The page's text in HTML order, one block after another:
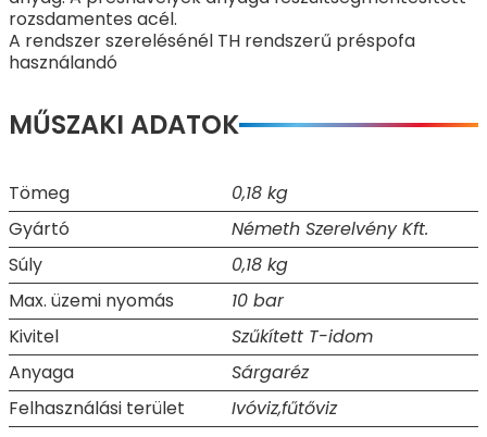
rozsdamentes acél.
A rendszer szerelésénél TH rendszerű préspofa
használandó
MŰSZAKI ADATOK
Tömeg
0,18 kg
Gyártó
Németh Szerelvény Kft.
Súly
0,18 kg
Max. üzemi nyomás
10 bar
Kivitel
Szűkített T-idom
Anyaga
Sárgaréz
Felhasználási terület
Ivóviz,fűtőviz